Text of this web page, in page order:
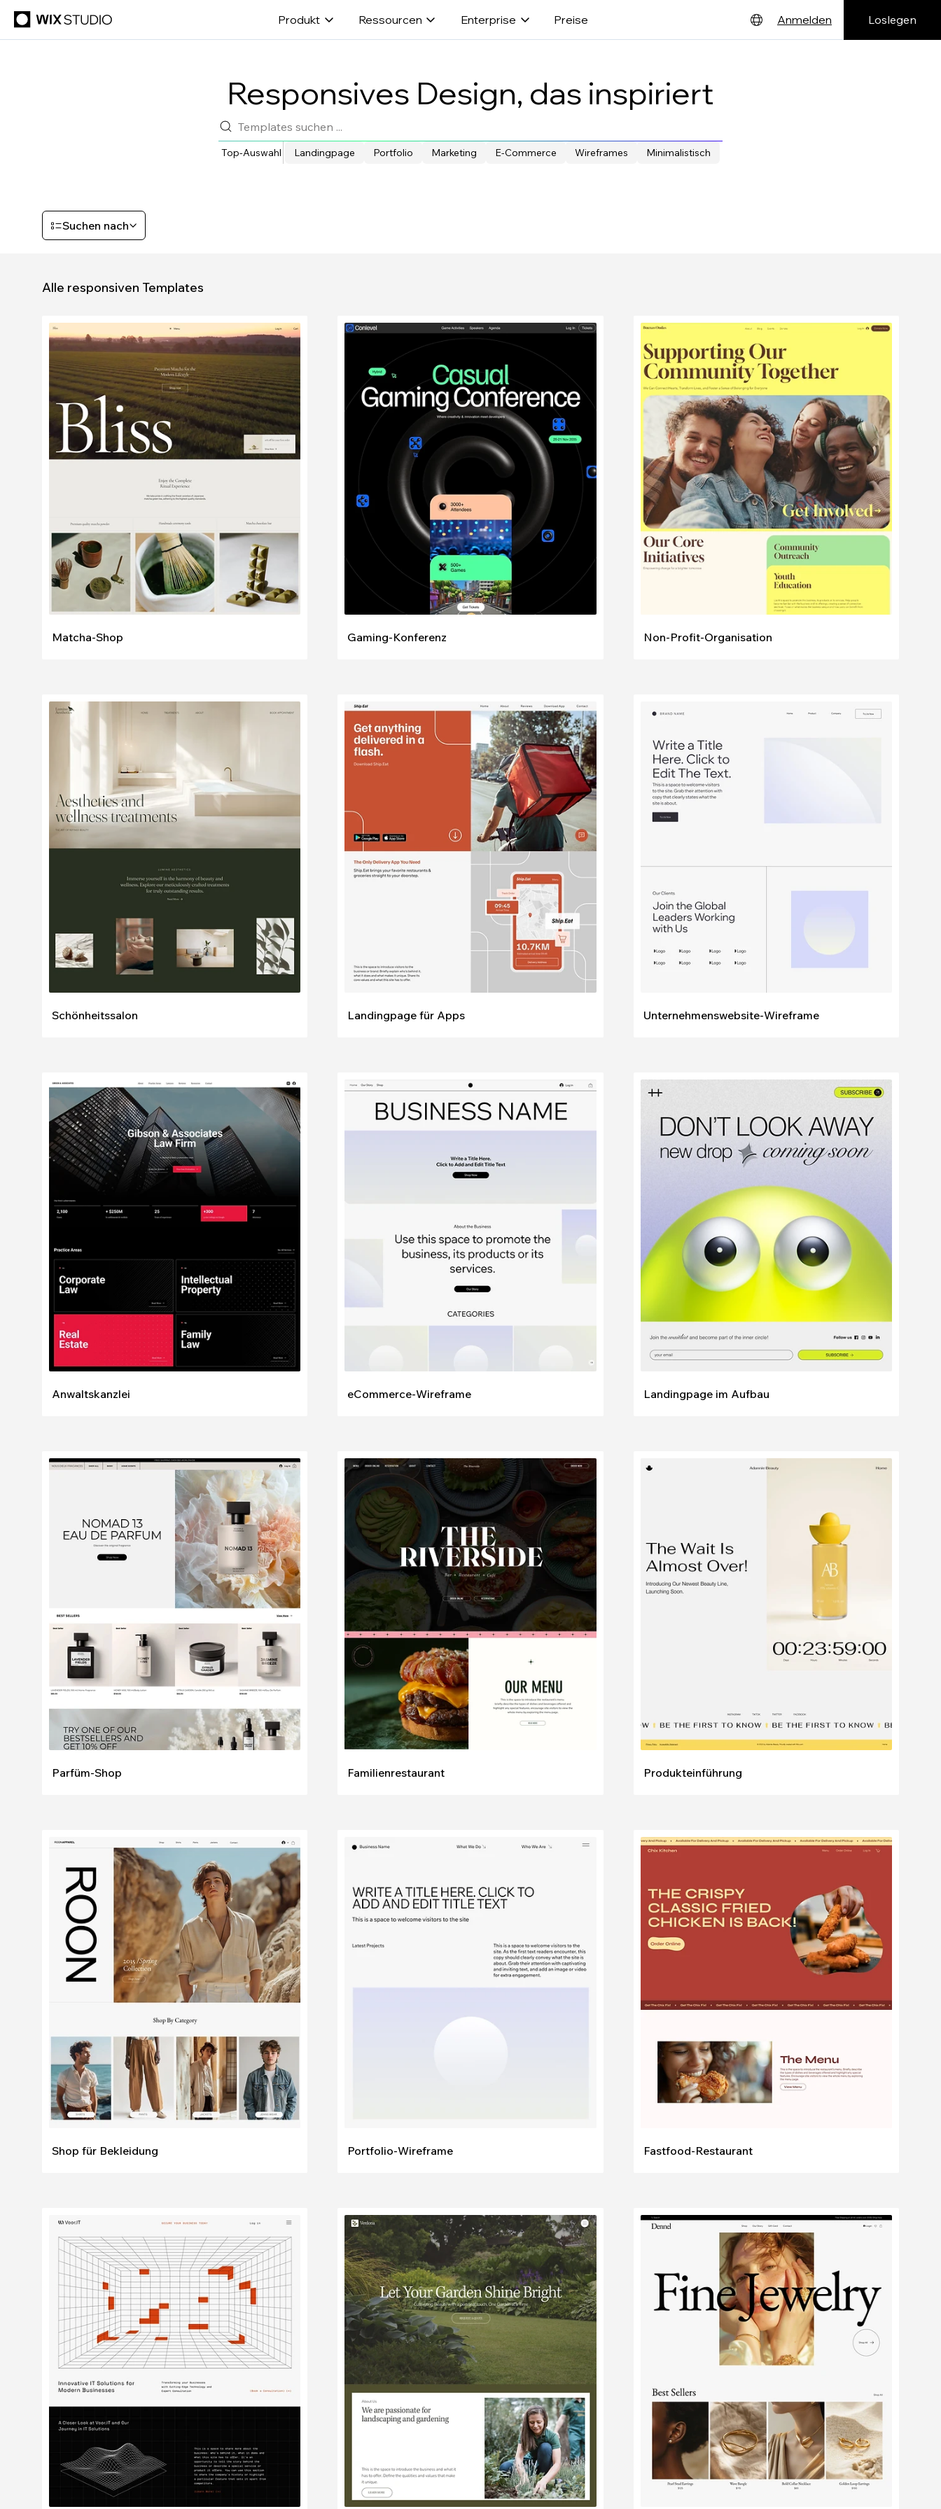
Produkt Ressourcen Enterprise Preise Anmelden Loslegen
Responsives Design, das inspiriert
Top-Auswahl Landingpage Portfolio Marketing E-Commerce Wireframes Minimalistisch
Suchen nach
Alle responsiven Templates
Bearbeiten
Ansehen
Matcha-Shop
Bearbeiten
Gaming-Konferenz
Bearbeiten
Ansehen
Non-Profit-Organisation
Schönheitssalon
Bearbeiten
Ansehen
Landingpage für Apps Unternehmenswebsite-Wireframe
Bearbeiten
Anwaltskanzlei
Ansehen
eCommerce-Wireframe
Bearbeiten
Ansehen
Landingpage im Aufbau
Bearbeiten
Parfüm-Shop
Bearbeiten
Ansehen
Familienrestaurant
Ansehen
Produkteinführung
Bearbeiten
Ansehen
Shop für Bekleidung
Bearbeiten
Portfolio-Wireframe
Ansehen
Fastfood-Restaurant
Bearbeiten Bearbeiten
Ansehen
Bearbeiten